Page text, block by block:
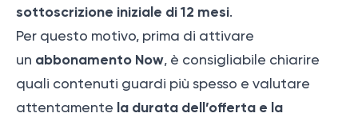
sottoscrizione iniziale di 12 mesi.
Per questo motivo, prima di attivare
un abbonamento Now, è consigliabile chiarire
quali contenuti guardi più spesso e valutare
attentamente la durata dell’offerta e la